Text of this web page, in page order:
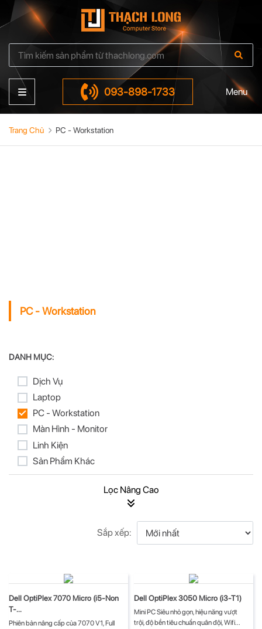
093-898-1733 Menu
Trang Chủ PC - Workstation
PC - Workstation
DANH MỤC:
Dịch Vụ
Laptop
PC - Workstation
Màn Hình - Monitor
Linh Kiện
Sản Phẩm Khác
Sắp xếp:
Dell OptiPlex 7070 Micro (i5-Non
T-...
Phiên bản nâng cấp của 7070 V1, Full
Dell OptiPlex 3050 Micro (i3-T1)
Mini PC Siêu nhỏ gọn, hiệu năng vượt
trội, độ bền tiêu chuẩn quân đội, Wifi...